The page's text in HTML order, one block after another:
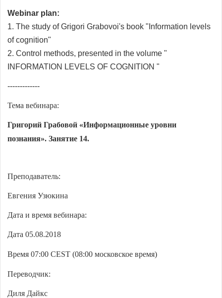
Webinar plan:
1. The study of Grigori Grabovoi's book "Information levels
of cognition"
2. Control methods, presented in the volume "
INFORMATION LEVELS OF COGNITION "
-------------
Тема вебинара:
Григорий Грабовой «Информационные уровни
познания». Занятие 14.
Преподаватель:
Евгения Узюкина
Дата и время вебинара:
Дата 05.08.2018
Время 07:00 CEST (08:00 московское время)
Переводчик:
Диля Дайкс